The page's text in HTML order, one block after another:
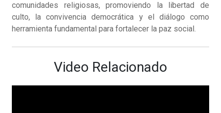
comunidades religiosas, promoviendo la libertad de
culto, la convivencia democrática y el diálogo como
herramienta fundamental para fortalecer la paz social.
Video Relacionado